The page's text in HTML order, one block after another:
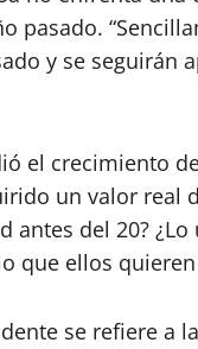
pasado.
y se seguirán
el crecimiento
un valor real
del 20?
que ellos
se refiere a